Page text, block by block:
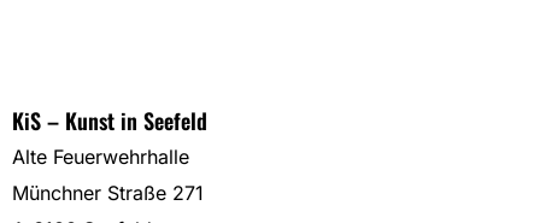
KiS – Kunst in Seefeld
Alte Feuerwehrhalle
Münchner Straße 271